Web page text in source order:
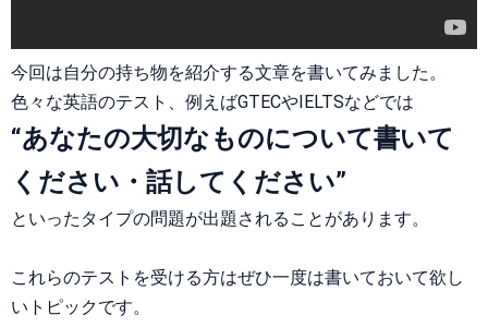
今回は自分の持ち物を紹介する文章を書いてみました。
色々な英語のテスト、例えばGTECやIELTSなどでは
“あなたの大切なものについて書いて
ください・話してください”
といったタイプの問題が出題されることがあります。
これらのテストを受ける方はぜひ一度は書いておいて欲し
いトピックです。